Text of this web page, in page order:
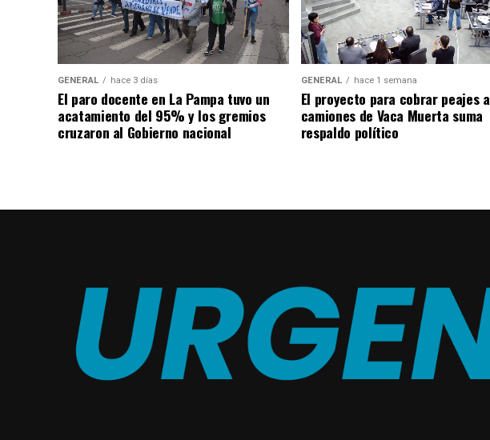
GENERAL hace 3 días
El paro docente en La Pampa tuvo un
acatamiento del 95% y los gremios
cruzaron al Gobierno nacional
GENERAL hace 1 semana
El proyecto para cobrar peajes a
camiones de Vaca Muerta suma
respaldo político